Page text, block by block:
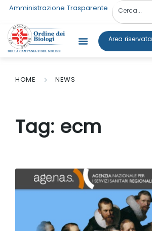
Amministrazione Trasparente
Area riservata
HOME NEWS
Tag: ecm